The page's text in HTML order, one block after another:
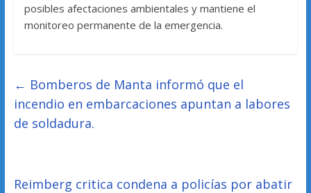
posibles afectaciones ambientales y mantiene el
monitoreo permanente de la emergencia.
← Bomberos de Manta informó que el
incendio en embarcaciones apuntan a labores
de soldadura.
Reimberg critica condena a policías por abatir